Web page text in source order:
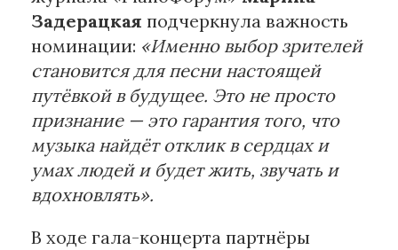
Задерацкая подчеркнула важность
номинации: «Именно выбор зрителей
становится для песни настоящей
путёвкой в будущее. Это не просто
признание — это гарантия того, что
музыка найдёт отклик в сердцах и
умах людей и будет жить, звучать и
вдохновлять».
В ходе гала-концерта партнёры